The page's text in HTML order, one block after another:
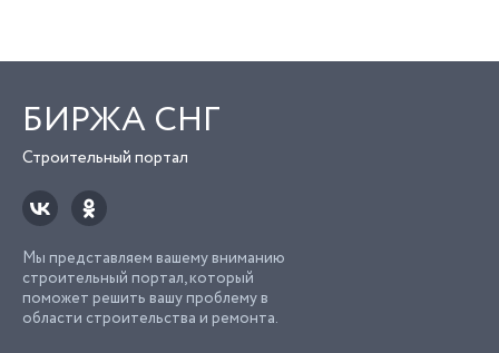
БИРЖА СНГ
Строительный портал
Мы представляем вашему вниманию
строительный портал, который
поможет решить вашу проблему в
области строительства и ремонта.